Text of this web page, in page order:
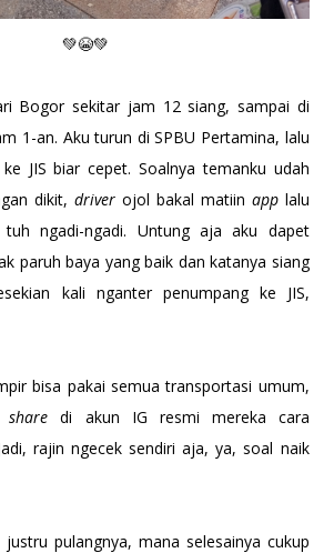
💚😭💚
Bogor sekitar jam 12 siang, sampai di
1-an. Aku turun di SPBU Pertamina, lalu
JIS biar cepet. Soalnya temanku udah
dikit,driver ojol bakal matiin applalu
tuh ngadi-ngadi. Untung aja aku dapet
paruh baya yang baik dan katanya siang
kali nganter penumpang ke JIS,
bisa pakai semua transportasi umum,
share di akun IG resmi mereka cara
rajin ngecek sendiri aja, ya, soal naik
pulangnya, mana selesainya cukup